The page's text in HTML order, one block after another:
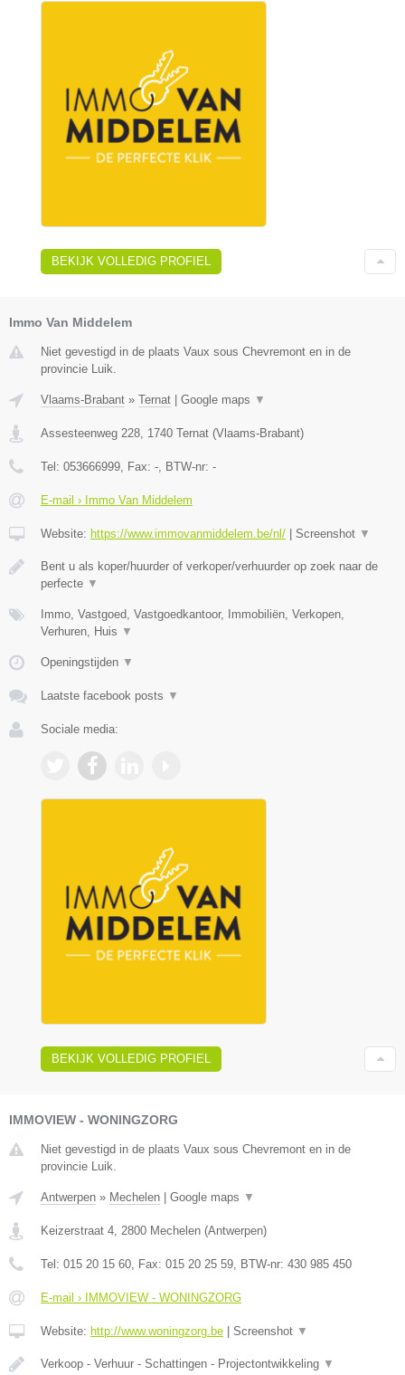
BEKIJK VOLLEDIG PROFIEL
Immo Van Middelem
Niet gevestigd in de plaats Vaux sous Chevremont en in de
provincie Luik.
Vlaams-Brabant » Ternat Google maps ▼
Assesteenweg 228 1740 Ternat (Vlaams-Brabant)
Tel: 053666999 , Fax: - , BTW-nr: -
E-mail › Immo Van Middelem
Website: https://www.immovanmiddelem.be/nl/ Screenshot ▼
Bent u als koper/huurder of verkoper/verhuurder op zoek naar de
perfecte ▼
Immo, Vastgoed, Vastgoedkantoor, Immobiliën, Verkopen,
Verhuren, Huis ▼
Openingstijden ▼
Laatste facebook posts ▼
Sociale media:
BEKIJK VOLLEDIG PROFIEL
IMMOVIEW - WONINGZORG
Niet gevestigd in de plaats Vaux sous Chevremont en in de
provincie Luik.
Antwerpen » Mechelen Google maps ▼
Keizerstraat 4 2800 Mechelen (Antwerpen)
Tel: 015 20 15 60 , Fax: 015 20 25 59 , BTW-nr: 430 985 450
E-mail › IMMOVIEW - WONINGZORG
Website: http://www.woningzorg.be Screenshot ▼
Verkoop - Verhuur - Schattingen - Projectontwikkeling ▼